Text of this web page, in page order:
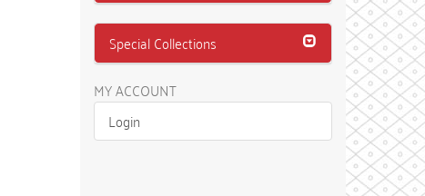
Special Collections
MY ACCOUNT
Login